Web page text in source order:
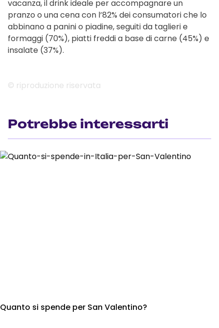
vacanza, il drink ideale per accompagnare un
pranzo o una cena con l’82% dei consumatori che lo
abbinano a panini o piadine, seguiti da taglieri e
formaggi (70%), piatti freddi a base di carne (45%) e
insalate (37%).
© riproduzione riservata
Potrebbe interessarti
Quanto si spende per San Valentino?